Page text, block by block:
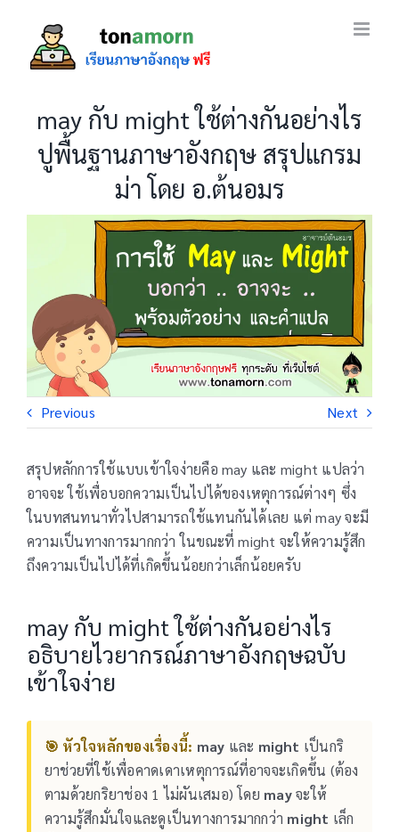
content
may กับ might ใช้ต่างกันอย่างไร
ปูพื้นฐานภาษาอังกฤษ สรุปแกรม
ม่า โดย อ.ต้นอมร
Previous Next
สรุปหลักการใช้แบบเข้าใจง่ายคือ may และ might แปลว่า
อาจจะ ใช้เพื่อบอกความเป็นไปได้ของเหตุการณ์ต่างๆ ซึ่ง
ในบทสนทนาทั่วไปสามารถใช้แทนกันได้เลย แต่ may จะมี
ความเป็นทางการมากกว่า ในขณะที่ might จะให้ความรู้สึก
ถึงความเป็นไปได้ที่เกิดขึ้นน้อยกว่าเล็กน้อยครับ
may กับ might ใช้ต่างกันอย่างไร
อธิบายไวยากรณ์ภาษาอังกฤษฉบับ
เข้าใจง่าย
🎯 หัวใจหลักของเรื่องนี้: may และ might เป็นกริ
ยาช่วยที่ใช้เพื่อคาดเดาเหตุการณ์ที่อาจจะเกิดขึ้น (ต้อง
ตามด้วยกริยาช่อง 1 ไม่ผันเสมอ) โดย mayจะให้
ความรู้สึกมั่นใจและดูเป็นทางการมากกว่า might เล็ก